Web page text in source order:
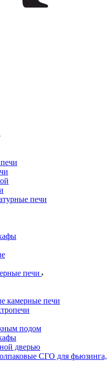
печи
печи
камерные печи
подом
дверью
СГО для фьюзинга,